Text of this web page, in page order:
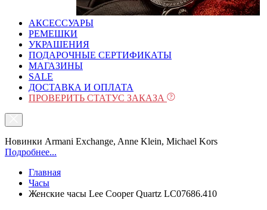
АКСЕССУАРЫ
РЕМЕШКИ
УКРАШЕНИЯ
ПОДАРОЧНЫЕ СЕРТИФИКАТЫ
МАГАЗИНЫ
SALE
ДОСТАВКА И ОПЛАТА
ПРОВЕРИТЬ СТАТУС ЗАКАЗА
Новинки Armani Exchange, Anne Klein, Michael Kors
Подробнее...
Главная
Часы
Женские часы Lee Cooper Quartz LC07686.410